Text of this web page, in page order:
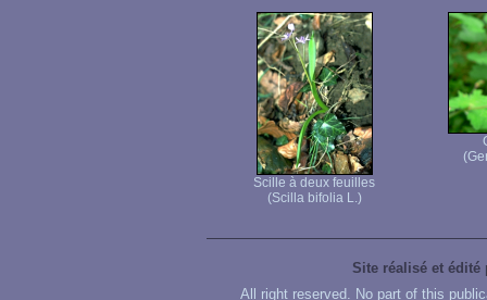
Scille à deux feuilles
(Scilla bifolia L.)
Site réalisé et édité
All right reserved. No part of this